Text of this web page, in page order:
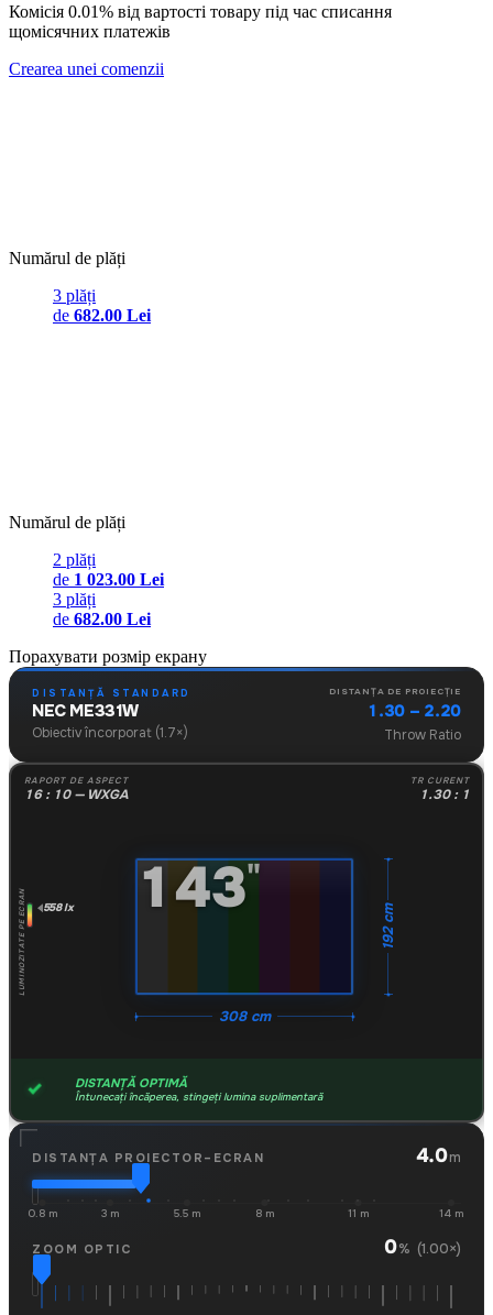
Комісія 0.01% від вартості товару під час списання
щомісячних платежів
Crearea unei comenzii
Numărul de plăți
3 plăți
de 682.00 Lei
Numărul de plăți
2 plăți
de 1 023.00 Lei
3 plăți
de 682.00 Lei
Порахувати розмір екрану
DISTANȚĂ STANDARD
NEC ME331W
Obiectiv încorporat (1.7×)
DISTANȚA DE PROIECȚIE
1.30 – 2.20
Throw Ratio
RAPORT DE ASPECT
16 : 10 — WXGA
TR CURENT
1.30 : 1
143"
308 cm
192 cm
LUMINOZITATE PE ECRAN 558 lx
DISTANȚĂ OPTIMĂ
Întunecați încăperea, stingeți lumina suplimentară
DISTANȚA PROIECTOR–ECRAN 4.0m
0.8 m 3 m 5.5 m 8 m 11 m 14 m
ZOOM OPTIC 0% (1.00×)